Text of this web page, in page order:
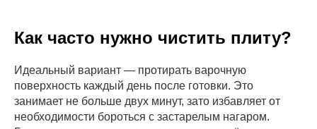
Как часто нужно чистить плиту?
Идеальный вариант — протирать варочную
поверхность каждый день после готовки. Это
занимает не больше двух минут, зато избавляет от
необходимости бороться с застарелым нагаром.
Окончательная стоимость
рассчитывается после осмотра квартиры
или по фото. При сильном загрязнении